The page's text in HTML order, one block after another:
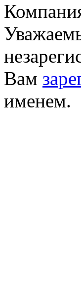
Вам
именем.